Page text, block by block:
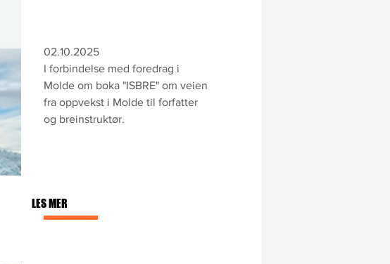
02.10.2025
I forbindelse med foredrag i
Molde om boka "ISBRE" om veien
fra oppvekst i Molde til forfatter
og breinstruktør.
LES MER